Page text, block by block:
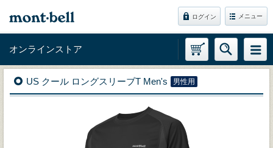
ログイン メニュー
オンラインストア
US クール ロングスリーブT Men's 男性用